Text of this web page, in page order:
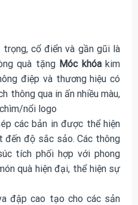
cổ điển và gần gũi là
quà tặng Móc khóakim
điệp và thương hiệu có
thông qua in ấn nhiều màu,
nổi logo
các bản in được thể hiện
đến độ sắc sảo. Các thông
tích phối hợp với phong
quà hiện đại, thể hiện sự
đập cao tạo cho các sản